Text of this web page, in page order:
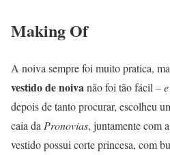
Making Of
A noiva sempre foi muito pratica,
vestido de noivanão foi tão fácil –
depois de tanto procurar, escolheu
caia da Pronovias, juntamente com
vestido possui corte princesa, com